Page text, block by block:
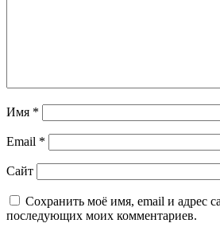
Имя *
Email *
Сайт
Сохранить моё имя, email и адрес
последующих моих комментариев.